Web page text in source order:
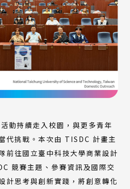
動持續走入校園，與更多青年
代挑戰。本次由 TISDC 計畫主
前往國立臺中科技大學商業設計
競賽主題、參賽資訊及國際交
計思考與創新實踐，將創意轉化